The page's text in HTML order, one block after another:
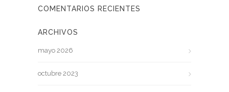
COMENTARIOS RECIENTES
ARCHIVOS
mayo 2026
octubre 2023